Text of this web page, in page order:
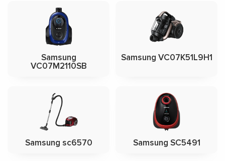
Samsung
VC07M2110SB
Samsung VC07K51L9H1
Samsung sc6570 Samsung SC5491